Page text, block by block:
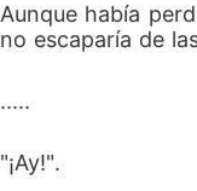
Aunque había
no escaparía de
.....
"¡Ay!".